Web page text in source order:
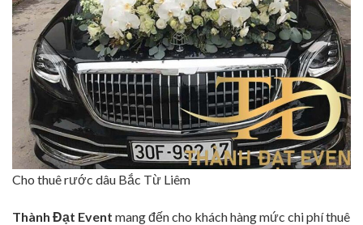
Cho thuê rước dâu Bắc Từ Liêm
Thành Đạt Event mang đến cho khách hàng mức chi phí thuê